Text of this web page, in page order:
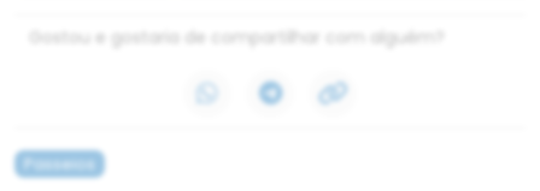
Gostou e gostaria de compartilhar com alguém?
Passeios